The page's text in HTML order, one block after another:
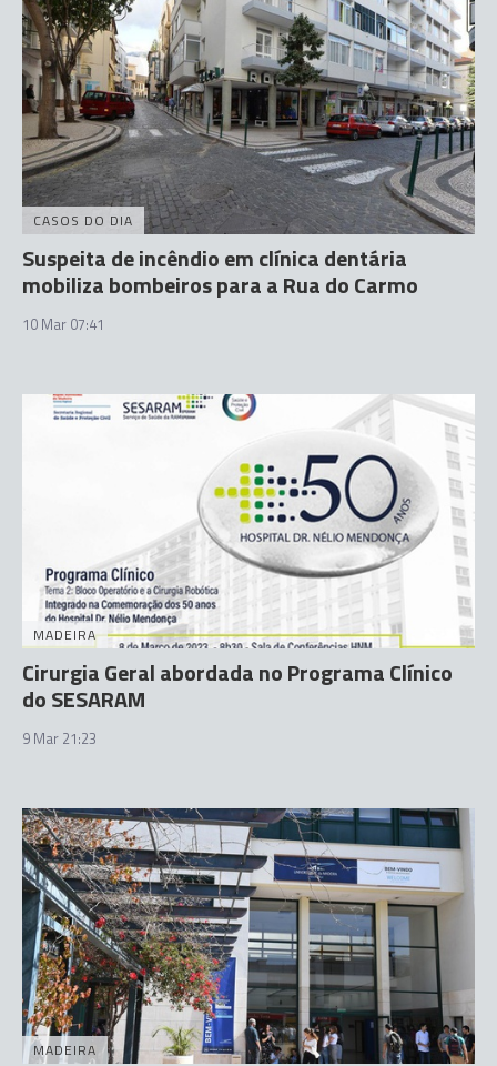
CASOS DO DIA
Suspeita de incêndio em clínica dentária
mobiliza bombeiros para a Rua do Carmo
10 Mar 07:41
MADEIRA
Cirurgia Geral abordada no Programa Clínico
do SESARAM
9 Mar 21:23
MADEIRA